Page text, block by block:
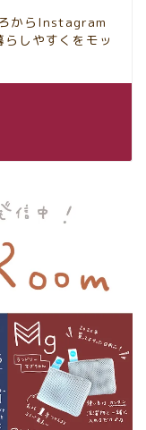
からInstagram
しやすくをモッ